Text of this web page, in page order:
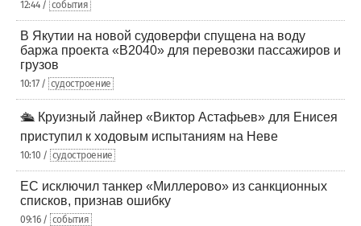
12:44 / события
В Якутии на новой судоверфи спущена на воду
баржа проекта «В2040» для перевозки пассажиров и
грузов
10:17 / судостроение
🛳️ Круизный лайнер «Виктор Астафьев» для Енисея
приступил к ходовым испытаниям на Неве
10:10 / судостроение
ЕС исключил танкер «Миллерово» из санкционных
списков, признав ошибку
09:16 / события